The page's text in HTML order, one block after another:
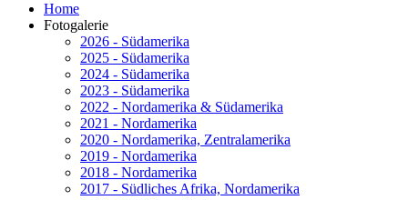
Home
Fotogalerie
2026 - Südamerika
2025 - Südamerika
2024 - Südamerika
2023 - Südamerika
2022 - Nordamerika & Südamerika
2021 - Nordamerika
2020 - Nordamerika, Zentralamerika
2019 - Nordamerika
2018 - Nordamerika
2017 - Südliches Afrika, Nordamerika